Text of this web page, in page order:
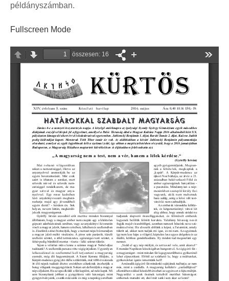
példányszámban.
Fullscreen Mode